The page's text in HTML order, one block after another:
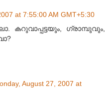
at 7:55:00 AM GMT+5:30
കറുവാപ്പട്ടയും, ഗ്രാമ്പുവും,
August 27, 2007 at